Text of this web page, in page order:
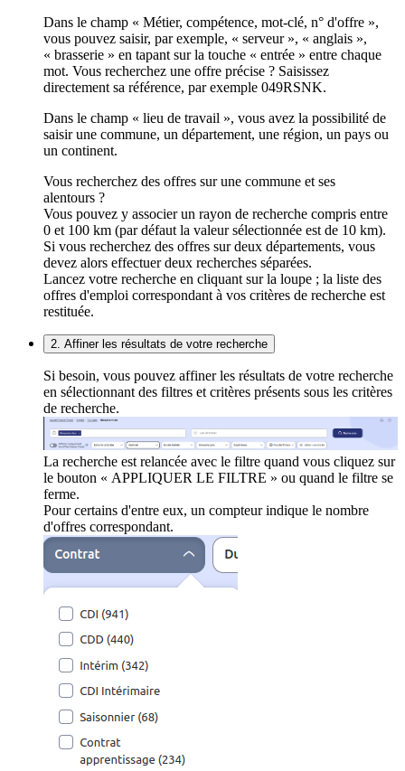
Dans le champ « Métier, compétence, mot-clé, n° d'offre »,
vous pouvez saisir, par exemple, « serveur », « anglais »,
« brasserie » en tapant sur la touche « entrée » entre chaque
mot. Vous recherchez une offre précise ? Saisissez
directement sa référence, par exemple 049RSNK.
Dans le champ « lieu de travail », vous avez la possibilité de
saisir une commune, un département, une région, un pays ou
un continent.
Vous recherchez des offres sur une commune et ses
alentours ?
Vous pouvez y associer un rayon de recherche compris entre
0 et 100 km (par défaut la valeur sélectionnée est de 10 km).
Si vous recherchez des offres sur deux départements, vous
devez alors effectuer deux recherches séparées.
Lancez votre recherche en cliquant sur la loupe ; la liste des
offres d'emploi correspondant à vos critères de recherche est
restituée.
2. Affiner les résultats de votre recherche
Si besoin, vous pouvez affiner les résultats de votre recherche
en sélectionnant des filtres et critères présents sous les critères
de recherche.
La recherche est relancée avec le filtre quand vous cliquez sur
le bouton « APPLIQUER LE FILTRE » ou quand le filtre se
ferme.
Pour certains d'entre eux, un compteur indique le nombre
d'offres correspondant.